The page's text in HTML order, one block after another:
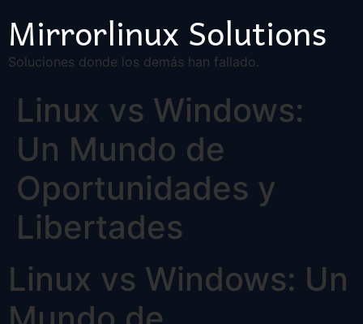
Mirrorlinux Solutions
Soluciones donde los demás han fallado.
Linux vs Windows:
Un Mundo de
Oportunidades y
Libertades
Linux vs Windows: Un